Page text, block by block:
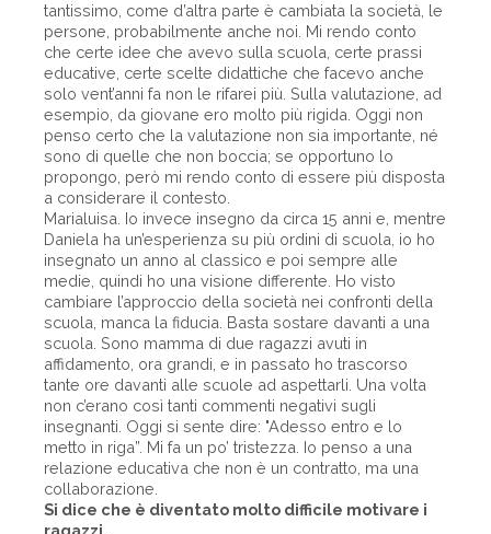
tantissimo, come d’altra parte è cambiata la società, le
persone, probabilmente anche noi. Mi rendo conto
che certe idee che avevo sulla scuola, certe prassi
educative, certe scelte didattiche che facevo anche
solo vent’anni fa non le rifarei più. Sulla valutazione, ad
esempio, da giovane ero molto più rigida. Oggi non
penso certo che la valutazione non sia importante, né
sono di quelle che non boccia; se opportuno lo
propongo, però mi rendo conto di essere più disposta
a considerare il contesto.
Marialuisa. Io invece insegno da circa 15 anni e, mentre
Daniela ha un’esperienza su più ordini di scuola, io ho
insegnato un anno al classico e poi sempre alle
medie, quindi ho una visione differente. Ho visto
cambiare l’approccio della società nei confronti della
scuola, manca la fiducia. Basta sostare davanti a una
scuola. Sono mamma di due ragazzi avuti in
affidamento, ora grandi, e in passato ho trascorso
tante ore davanti alle scuole ad aspettarli. Una volta
non c’erano così tanti commenti negativi sugli
insegnanti. Oggi si sente dire: "Adesso entro e lo
metto in riga”. Mi fa un po’ tristezza. Io penso a una
relazione educativa che non è un contratto, ma una
collaborazione.
Si dice che è diventato molto difficile motivare i
ragazzi.